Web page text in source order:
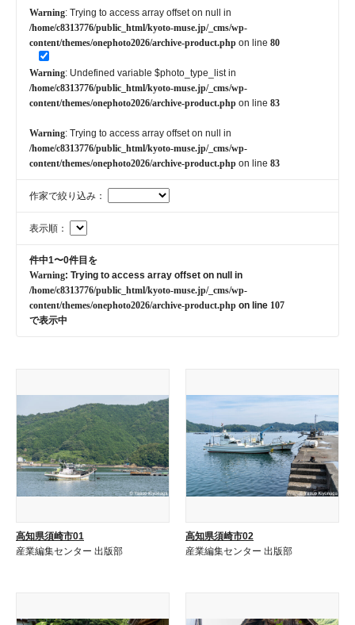
Warning: Trying to access array offset on null in
/home/c8313776/public_html/kyoto-muse.jp/_cms/wp-
content/themes/onephoto2026/archive-product.php on line 80
Warning: Undefined variable $photo_type_list in
/home/c8313776/public_html/kyoto-muse.jp/_cms/wp-
content/themes/onephoto2026/archive-product.php on line 83
Warning: Trying to access array offset on null in
/home/c8313776/public_html/kyoto-muse.jp/_cms/wp-
content/themes/onephoto2026/archive-product.php on line 83
作家で絞り込み：
表示順：
件中1〜0件目を
Warning: Trying to access array offset on null in
/home/c8313776/public_html/kyoto-muse.jp/_cms/wp-
content/themes/onephoto2026/archive-product.php on line 107
で表示中
高知県須崎市01
産業編集センター 出版部
高知県須崎市02
産業編集センター 出版部